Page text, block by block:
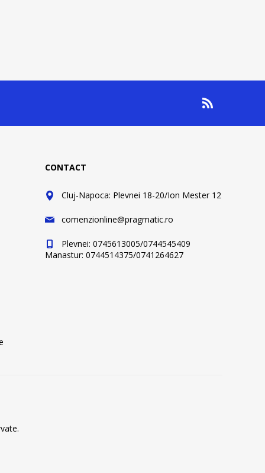
CONTACT
Cluj-Napoca: Plevnei 18-20/Ion Mester 12
comenzionline@pragmatic.ro
Plevnei: 0745613005/0744545409
Manastur: 0744514375/0741264627